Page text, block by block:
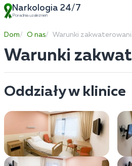
Narkologia 24/7
Poradnia uzależnień
Dom O nas Warunki
Warunki
Oddziały w klinice